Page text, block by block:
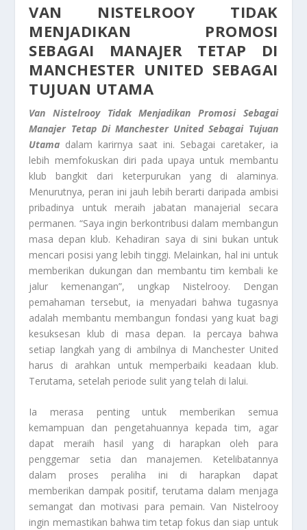
VAN NISTELROOY TIDAK
MENJADIKAN PROMOSI
SEBAGAI MANAJER TETAP DI
MANCHESTER UNITED SEBAGAI
TUJUAN UTAMA
Van Nistelrooy Tidak Menjadikan Promosi Sebagai
Manajer Tetap Di Manchester United Sebagai Tujuan
Utama dalam karirnya saat ini. Sebagai caretaker, ia
lebih memfokuskan diri pada upaya untuk membantu
klub bangkit dari keterpurukan yang di alaminya.
Menurutnya, peran ini jauh lebih berarti daripada ambisi
pribadinya untuk meraih jabatan manajerial secara
permanen. “Saya ingin berkontribusi dalam membangun
masa depan klub. Kehadiran saya di sini bukan untuk
mencari posisi yang lebih tinggi. Melainkan, hal ini untuk
memberikan dukungan dan membantu tim kembali ke
jalur kemenangan”, ungkap Nistelrooy. Dengan
pemahaman tersebut, ia menyadari bahwa tugasnya
adalah membantu membangun fondasi yang kuat bagi
kesuksesan klub di masa depan. Ia percaya bahwa
setiap langkah yang di ambilnya di Manchester United
harus di arahkan untuk memperbaiki keadaan klub.
Terutama, setelah periode sulit yang telah di lalui.
Ia merasa penting untuk memberikan semua
kemampuan dan pengetahuannya kepada tim, agar
dapat meraih hasil yang di harapkan oleh para
penggemar setia dan manajemen. Ketelibatannya
dalam proses peraliha ini di harapkan dapat
memberikan dampak positif, terutama dalam menjaga
semangat dan motivasi para pemain. Van Nistelrooy
ingin memastikan bahwa tim tetap fokus dan siap untuk